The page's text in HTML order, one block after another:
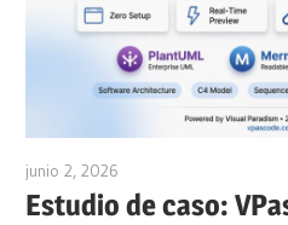
junio 2, 2026
Estudio de caso: